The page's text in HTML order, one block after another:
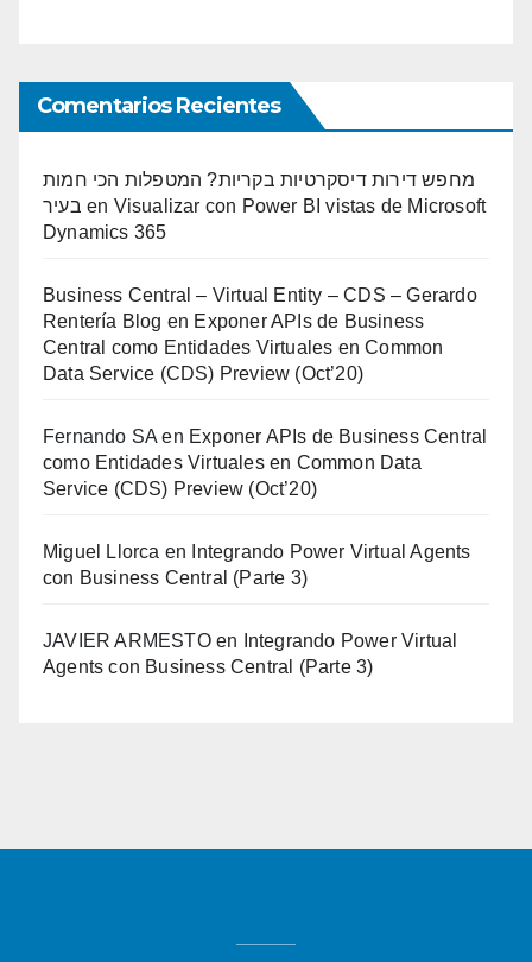
Comentarios Recientes
מחפש דירות דיסקרטיות בקריות? המטפלות הכי חמות
בעיר en Visualizar con Power BI vistas de Microsoft
Dynamics 365
Business Central – Virtual Entity – CDS – Gerardo
Rentería Blog en Exponer APIs de Business
Central como Entidades Virtuales en Common
Data Service (CDS) Preview (Oct’20)
Fernando SA en Exponer APIs de Business Central
como Entidades Virtuales en Common Data
Service (CDS) Preview (Oct’20)
Miguel Llorca en
Integrando Power Virtual Agents
con Business Central (Parte 3)
JAVIER ARMESTOen
Integrando Power Virtual
Agents con Business Central (Parte 3)